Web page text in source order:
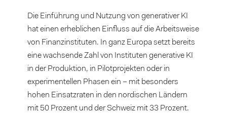
Die Einführung und Nutzung von generativer KI
hat einen erheblichen Einfluss auf die Arbeitsweise
von Finanzinstituten. In ganz Europa setzt bereits
eine wachsende Zahl von Instituten generative KI
in der Produktion, in Pilotprojekten oder in
experimentellen Phasen ein – mit besonders
hohen Einsatzraten in den nordischen Ländern
mit 50 Prozent und der Schweiz mit 33 Prozent.